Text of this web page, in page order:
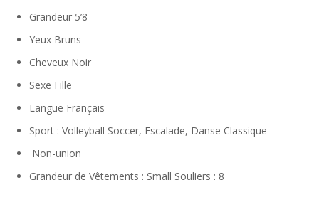
Grandeur 5’8
Yeux Bruns
Cheveux Noir
Sexe Fille
Langue Français
Sport : Volleyball Soccer, Escalade, Danse Classique
Non-union
Grandeur de Vêtements : Small Souliers : 8